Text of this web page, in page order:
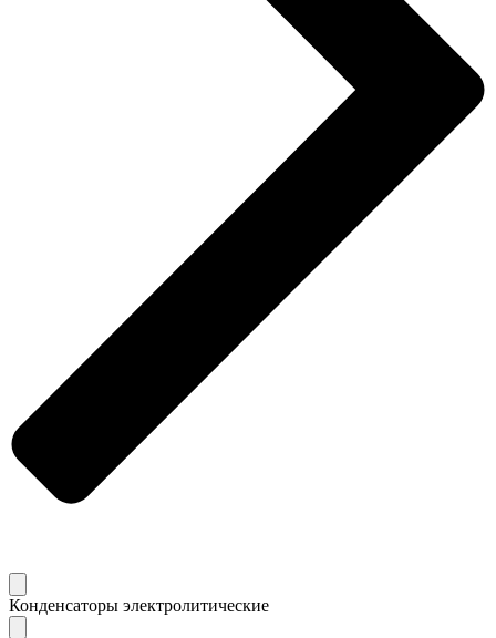
Конденсаторы электролитические